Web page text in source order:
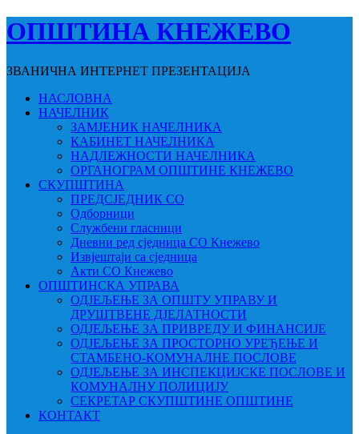
ОПШТИНА КНЕЖЕВО
ЗВАНИЧНА ИНТЕРНЕТ ПРЕЗЕНТАЦИЈА
НАСЛОВНА
НАЧЕЛНИК
ЗАМЈЕНИК НАЧЕЛНИКА
КАБИНЕТ НАЧЕЛНИКА
НАДЛЕЖНОСТИ НАЧЕЛНИКА
ОРГАНОГРАМ ОПШТИНЕ КНЕЖЕВО
СКУПШТИНА
ПРЕДСЈЕДНИК СО
Одборници
Службени гласници
Дневни ред сједница СО Кнежево
Извјештаји са сједница
Акти СО Кнежево
ОПШТИНСКА УПРАВА
ОДЈЕЉЕЊЕ ЗА ОПШТУ УПРАВУ И
ДРУШТВЕНЕ ДЈЕЛАТНОСТИ
ОДЈЕЉЕЊЕ ЗА ПРИВРЕДУ И ФИНАНСИЈЕ
ОДЈЕЉЕЊЕ ЗА ПРОСТОРНО УРЕЂЕЊЕ И
СТАМБЕНО-КОМУНАЛНЕ ПОСЛОВЕ
ОДЈЕЉЕЊЕ ЗА ИНСПЕКЦИЈСКЕ ПОСЛОВЕ И
КОМУНАЛНУ ПОЛИЦИЈУ
СЕКРЕТАР СКУПШТИНЕ ОПШТИНЕ
КОНТАКТ